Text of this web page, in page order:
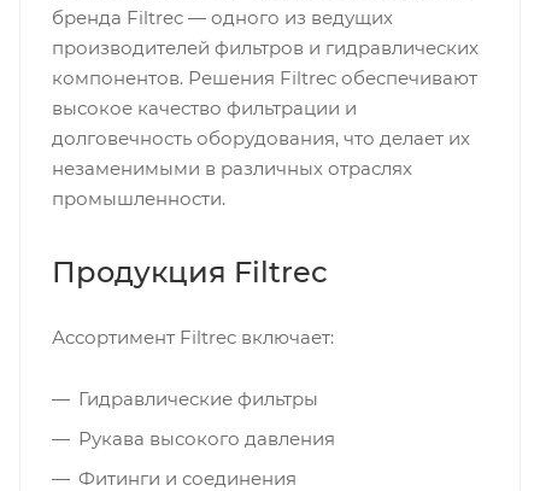
бренда Filtrec — одного из ведущих
производителей фильтров и гидравлических
компонентов. Решения Filtrec обеспечивают
высокое качество фильтрации и
долговечность оборудования, что делает их
незаменимыми в различных отраслях
промышленности.
Продукция Filtrec
Ассортимент Filtrec включает:
Гидравлические фильтры
Рукава высокого давления
Фитинги и соединения